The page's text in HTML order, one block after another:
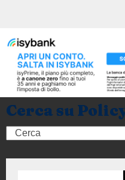
Cerca su
Search